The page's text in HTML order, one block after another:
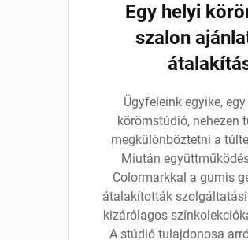
Egy helyi
szalon
Ügyfeleink egyike,
körömstúdió, nehezen
megkülönböztetni a
Miután
Colormarkkal a gumis
átalakították
kizárólagos
A stúdió tulajdonosa